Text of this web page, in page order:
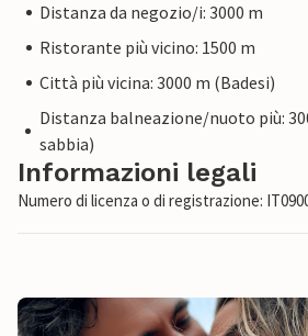
Distanza da negozio/i: 3000 m
Ristorante più vicino: 1500 m
Città più vicina: 3000 m (Badesi)
Distanza balneazione/nuoto più:
sabbia)
Informazioni legali
Numero di licenza o di registrazione: